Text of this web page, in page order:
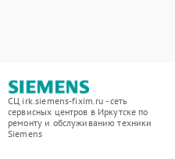
СЦ irk.siemens-fixim.ru - сеть
сервисных центров в Иркутске по
ремонту и обслуживанию техники
Siemens